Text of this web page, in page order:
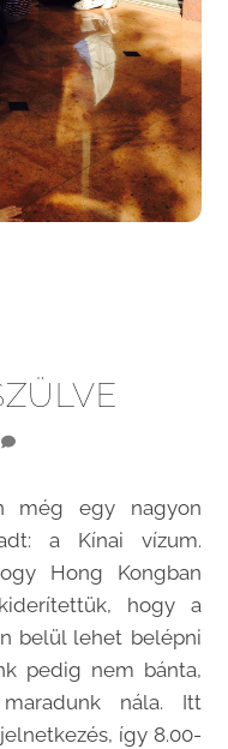
még egy nagyon
a Kínai vízum.
Hong Kongban
hogy a
belül lehet belépni
pedig nem bánta,
nála. Itt
így 8.00-